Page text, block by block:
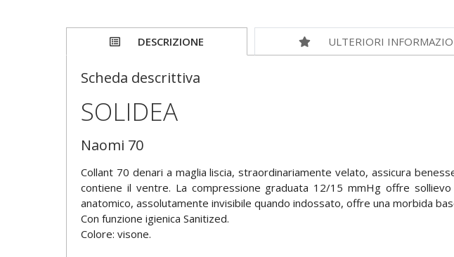
DESCRIZIONE ULTERIORI
Scheda descrittiva
SOLIDEA
Naomi 70
Collant 70 denari a maglia liscia, straordinariamente velato, assicura
contiene il ventre. La compressione graduata 12/15 mmHg offre
anatomico, assolutamente invisibile quando indossato, offre una morbida
Con funzione igienica Sanitized.
Colore: visone.